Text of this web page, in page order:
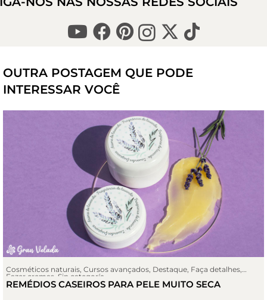
OUTRA POSTAGEM QUE PODE
INTERESSAR VOCÊ
Cosméticos naturais Cursos avançados Destaque Faça detalhes
Fazer cremas Sin categoría
REMÉDIOS CASEIROS PARA PELE MUITO SECA